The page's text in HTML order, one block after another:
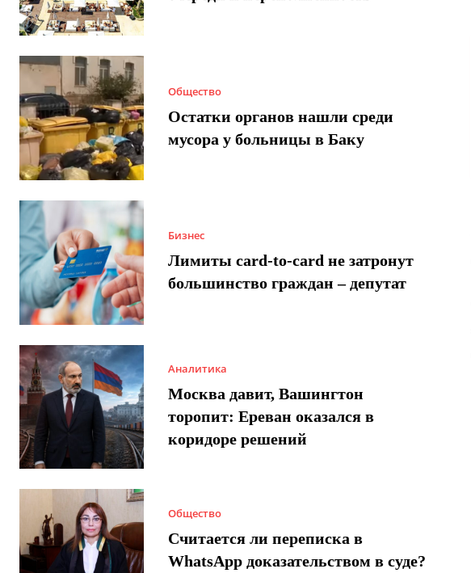
Общество
Остатки органов нашли среди
мусора у больницы в Баку
Бизнес
Лимиты card-to-card не затронут
большинство граждан – депутат
Аналитика
Москва давит, Вашингтон
торопит: Ереван оказался в
коридоре решений
Общество
Считается ли переписка в
WhatsApp доказательством в суде?